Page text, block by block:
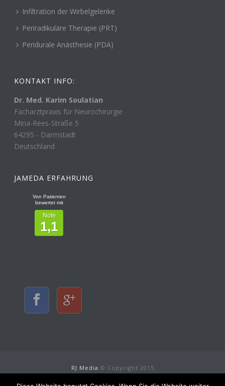
Infiltration der Wirbelgelenke
Periradikuläre Therapie (PRT)
Peridurale Anästhesie (PDA)
KONTAKT INFO:
Dr. Med. Karim Soulatian
Facharztpraxis für Neurochirurgie
Mina-Rees-Straße 5
64295 - Darmstadt
Deutschland
JAMEDA ERFAHRUNG
Von Patienten
bewertet mit
Note
1,1
RJ Media © Copyright 2015